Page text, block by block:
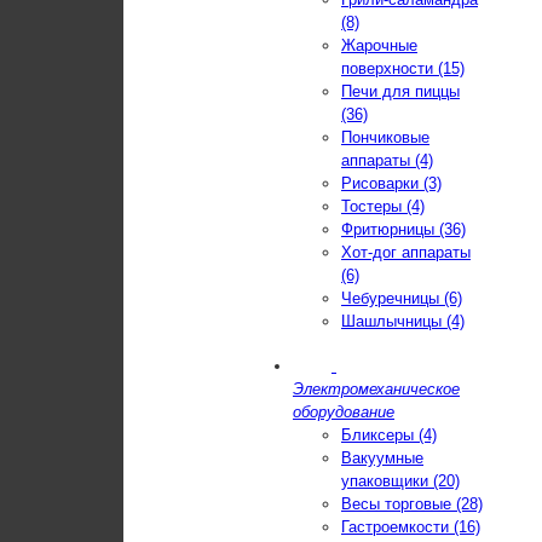
(8)
Жарочные
поверхности (15)
Печи для пиццы
(36)
Пончиковые
аппараты (4)
Рисоварки (3)
Тостеры (4)
Фритюрницы (36)
Хот-дог аппараты
(6)
Чебуречницы (6)
Шашлычницы (4)
Электромеханическое
оборудование
Бликсеры (4)
Вакуумные
упаковщики (20)
Весы торговые (28)
Гастроемкости (16)